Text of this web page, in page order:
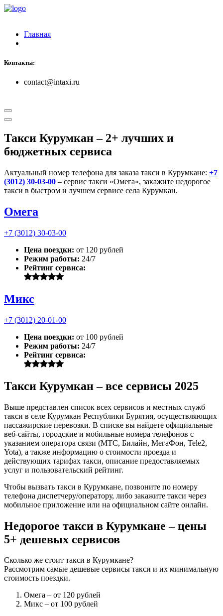
Главная
Контакты:
contact@intaxi.ru
Такси Курумкан– 2+ лучших и
бюджетных сервиса
Актуальный номер телефона для заказа такси в Курумкане: +7
(3012) 30-03-00 – сервис такси «Омега», закажите недорогое
такси в быстром и лучшем сервисе села Курумкан.
Омега
+7 (3012) 30-03-00
Цена поездки: от 120 рублей
Режим работы: 24/7
Рейтинг сервиса:
Микс
+7 (3012) 20-01-00
Цена поездки: от 100 рублей
Режим работы: 24/7
Рейтинг сервиса:
Такси Курумкан – все сервисы 2025
Выше представлен список всех сервисов и местных служб
такси в селе Курумкан Республики Бурятия, осуществляющих
пассажирские перевозки. В списке вы найдете официальные
веб-сайты, городские и мобильные номера телефонов с
указанием оператора связи (МТС, Билайн, МегаФон, Tele2,
Yota), а также информацию о стоимости проезда и
действующих тарифах такси, описание предоставляемых
услуг и пользовательский рейтинг.
Чтобы вызвать такси в Курумкане, позвоните по номеру
телефона диспетчеру/оператору, либо закажите такси через
мобильное приложение или на официальном сайте онлайн.
Недорогое такси в Курумкане – цены
5+ дешевых сервисов
Сколько же стоит такси в Курумкане?
Рассмотрим самые дешевые сервисы такси и их минимальную
стоимость поездки.
Омега – от 120 рублей
Микс – от 100 рублей